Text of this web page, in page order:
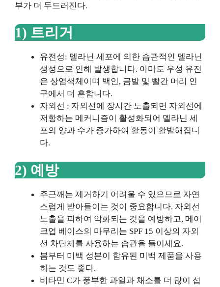
부가 더 두드러진다.
1) 트리거
유전성: 멜라닌 세포에 의한 습관적인 멜라닌
생성으로 인해 발생합니다. 아마도 우성 유전
은 상염색체이며 백인, 금발 및 빨간 머리 인
구에서 더 흔합니다.
자외선 : 자외선에 장시간 노출되면 자외선에
저항하는 메커니즘이 활성화되어 멜라닌 세
포의 양과 수가 증가하여 활동이 활발해집니
다.
2) 예방
주근깨는 제거하기 어려울 수 있으므로 자연
스럽게 받아들이는 것이 중요합니다. 자외선
노출을 피하여 악화되는 것을 예방하고, 메이
크업 베이스의 마무리는 SPF 15 이상의 자외
선 차단제를 사용하는 습관을 들이세요.
봄부터 미백 성분이 함유된 미백 제품을 사용
하는 것도 좋다.
비타민 C가 풍부한 과일과 채소를 더 많이 섭